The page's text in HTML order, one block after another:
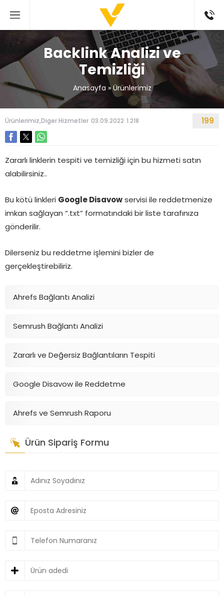
Backlink Analizi ve
Temizliği
Anasayfa »Ürünlerimiz
Ürünlerimiz,Diger Hizmetler 03.09.2022 1.218 199
Zararlı linklerin tespiti ve temizliği için bu hizmeti satın
alabilirsiniz..
Bu kötü linkleri Google Disavowservisi ile reddetmenize
imkan sağlayan “.txt” formatındaki bir liste tarafınıza
gönderilir.
Dilerseniz bu reddetme işlemini bizler de
gerçekleştirebiliriz.
Ahrefs Bağlantı Analizi
Semrush Bağlantı Analizi
Zararlı ve Değersiz Bağlantıların Tespiti
Google Disavow ile Reddetme
Ahrefs ve Semrush Raporu
Ürün Sipariş Formu